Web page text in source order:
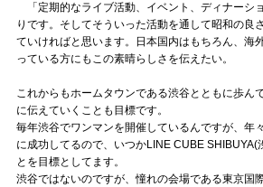
「定期的なライブ活動、イベント、ディナーシ
りです。そしてそういった活動を通して昭和の良
ていければと思います。日本国内はもちろん、海
っている方にもこの素晴らしさを伝えたい。
これからもホームタウンである渋谷とともに歩ん
に伝えていくことも目標です。
毎年渋谷でワンマンを開催しているんですが、年
に成功してるので、いつかLINE CUBE SHIBUYA(
とを目標としてます。
渋谷ではないのですが、憧れの会場である東京国